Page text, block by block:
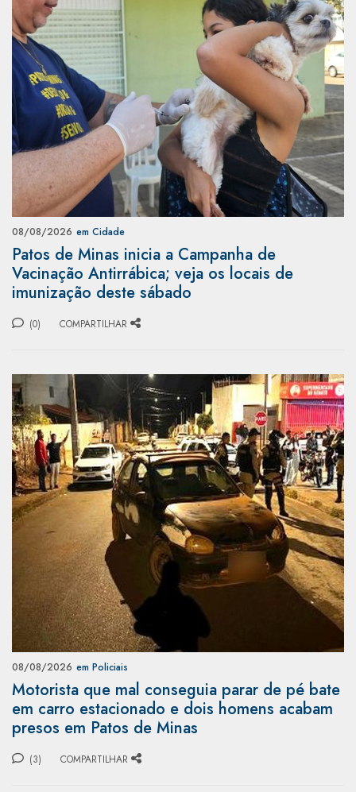
08/08/2026 em Cidade
Patos de Minas inicia a Campanha de
Vacinação Antirrábica; veja os locais de
imunização deste sábado
(0) COMPARTILHAR
08/08/2026 em Policiais
Motorista que mal conseguia parar de pé bate
em carro estacionado e dois homens acabam
presos em Patos de Minas
(3) COMPARTILHAR